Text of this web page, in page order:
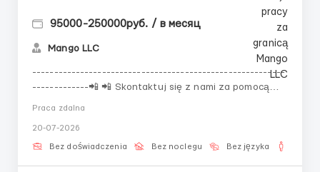
95000-250000руб. / в месяц
Mango LLC
----------------------------------------------------------
-------------📲 📲 Skontaktuj się z nami za pomocą
-------------------------------------------------------
Dzisiaj nawet osoba bez doświadcze...
Praca zdalna
20-07-2026
Bez doświadczenia Bez noclegu Bez języka